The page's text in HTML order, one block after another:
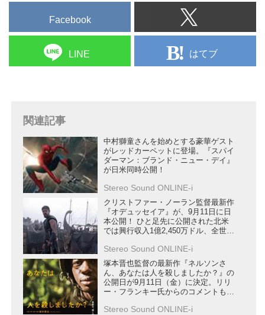
個性を前面に打ち出してきたこと
TOHOシネマズ池袋のエントラン
ス。写真中央の大階段を上った正
面に劇場の入り口がある
といっても新型コロナウィルス感
染拡大防止の観点から、大規模な
イベントは控え、時間を区切り、
人数も限定した説明会となってい
た。StereoSound ONLINEでは18
シネマコンプレックスを展開...
Facebook
LINE はてブ
関連記事
中村獅童さんを始めとする豪華ゲスト
がレッドカーペットに登場。『スパイ
ダーマン：ブランド・ニュー・デイ』
が日米同時公開！
Stereo Sound ONLINE-i
クリストファー・ノーラン監督最新作
『オデュッセイア』が、9月11日に日
本公開！ ひと足先に公開された北米
では興行収入1億2,450万ドル、全世界
Stereo Sound ONLINE-i
塚本晋也監督の最新作『ネルソンさ
ん、あなたは人を殺しましたか？』の
公開日が9月11日（金）に決定。リリ
ー・フランキー氏からのコメントも到
Stereo Sound ONLINE-i